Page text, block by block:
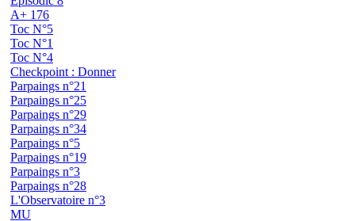
A+ 176
Toc N°5
Toc N°1
Toc N°4
Checkpoint : Donner
Parpaings n°21
Parpaings n°25
Parpaings n°29
Parpaings n°34
Parpaings n°5
Parpaings n°19
Parpaings n°3
Parpaings n°28
L'Observatoire n°3
MU